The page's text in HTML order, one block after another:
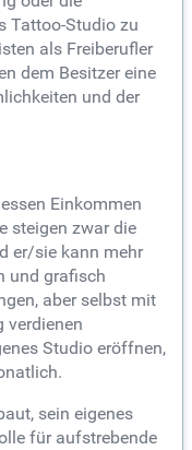
Tattoo-Studio zu
als Freiberufler
dem Besitzer eine
und der
Einkommen
steigen zwar die
er/sie kann mehr
und grafisch
aber selbst mit
verdienen
Studio eröffnen,
sein eigenes
für aufstrebende